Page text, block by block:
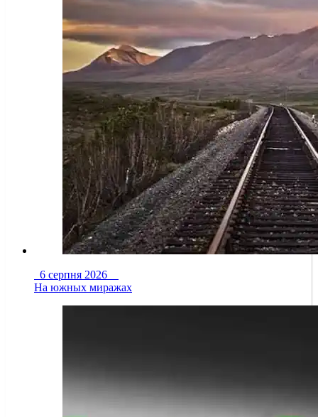
6 серпня 2026
На южных миражах